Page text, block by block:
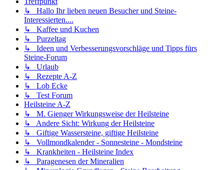
↳ Hallo Ihr lieben neuen Besucher und Steine-
Interessierten....
↳ Kaffee und Kuchen
↳ Purzeltag
↳ Ideen und Verbesserungsvorschläge und Tipps fürs
Steine-Forum
↳ Urlaub
↳ Rezepte A-Z
↳ Lob Ecke
↳ Test Forum
Heilsteine A-Z
↳ M. Gienger Wirkungsweise der Heilsteine
↳ Andere Sicht: Wirkung der Heilsteine
↳ Giftige Wassersteine, giftige Heilsteine
↳ Vollmondkalender - Sonnesteine - Mondsteine
↳ Krankheiten - Heilsteine Index
↳ Paragenesen der Mineralien